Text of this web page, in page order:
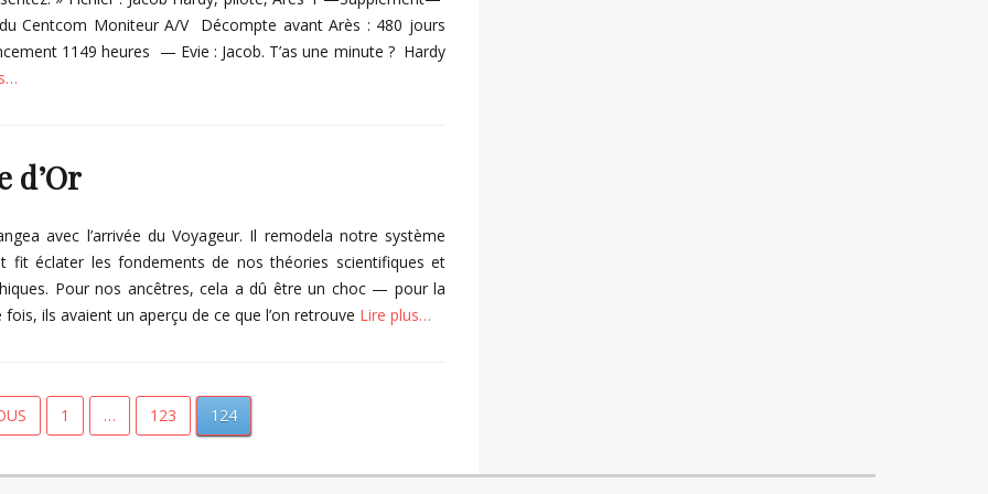
Centcom Moniteur A/V Décompte avant Arès : 480 jours
1149 heures — Evie : Jacob. T’as une minute ? Hardy
d’Or
avec l’arrivée du Voyageur. Il remodela notre système
fit éclater les fondements de nos théories scientifiques et
Pour nos ancêtres, cela a dû être un choc — pour la
fois, ils avaient un aperçu de ce que l’on retrouve Lire plus…
PAGE
1 … PAGE
123 PAGE
124